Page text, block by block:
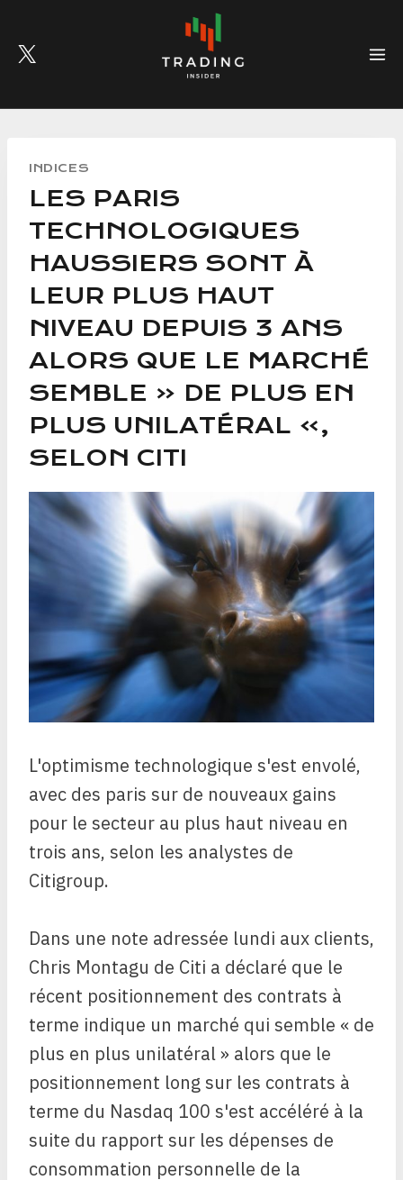
content
INDICES
LES PARIS
TECHNOLOGIQUES
HAUSSIERS SONT À
LEUR PLUS HAUT
NIVEAU DEPUIS 3 ANS
ALORS QUE LE MARCHÉ
SEMBLE « DE PLUS EN
PLUS UNILATÉRAL »,
SELON CITI
L'optimisme technologique s'est envolé,
avec des paris sur de nouveaux gains
pour le secteur au plus haut niveau en
trois ans, selon les analystes de
Citigroup.
Dans une note adressée lundi aux clients,
Chris Montagu de Citi a déclaré que le
récent positionnement des contrats à
terme indique un marché qui semble « de
plus en plus unilatéral » alors que le
positionnement long sur les contrats à
terme du Nasdaq 100 s'est accéléré à la
suite du rapport sur les dépenses de
consommation personnelle de la